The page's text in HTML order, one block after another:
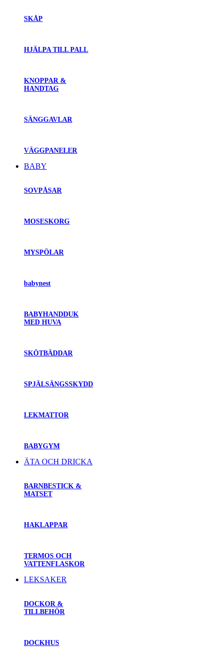
SKÅP
HJÄLPA TILL PALL
KNOPPAR &
HANDTAG
SÄNGGAVLAR
VÄGGPANELER
BABY
SOVPÅSAR
MOSESKORG
MYSPÖLAR
babynest
BABYHANDDUK
MED HUVA
SKÖTBÄDDAR
SPJÄLSÄNGSSKYDD
LEKMATTOR
BABYGYM
ÄTA OCH DRICKA
BARNBESTICK &
MATSET
HAKLAPPAR
TERMOS OCH
VATTENFLASKOR
LEKSAKER
DOCKOR &
TILLBEHÖR
DOCKHUS